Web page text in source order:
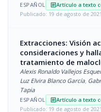
ESPAÑOL articleArtículo a texto
Publicado: 19 de agosto de 2021
Extracciones: Visión
consideraciones y
tratamiento de
Alexis Ronaldo Vallejos
Luz Elvira Blanco García,
Tapia
ESPAÑOL articleArtículo a texto
Publicado: 19 de agosto de 2021